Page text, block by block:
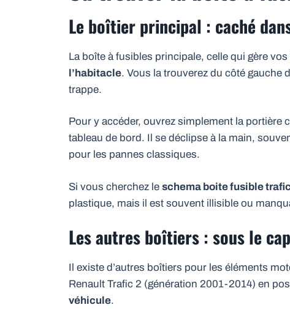
Le boîtier principal : caché
La boîte à fusibles principale, celle qui gère
l’habitacle. Vous la trouverez du côté gauche
trappe.
Pour y accéder, ouvrez simplement la portière
tableau de bord. Il se déclipse à la main,
pour les pannes classiques.
Si vous cherchez le schema boite fusible
plastique, mais il est souvent illisible ou
Les autres boîtiers : sous le
Il existe d’autres boîtiers pour les éléments
Renault Trafic 2 (génération 2001-2014) en
véhicule.